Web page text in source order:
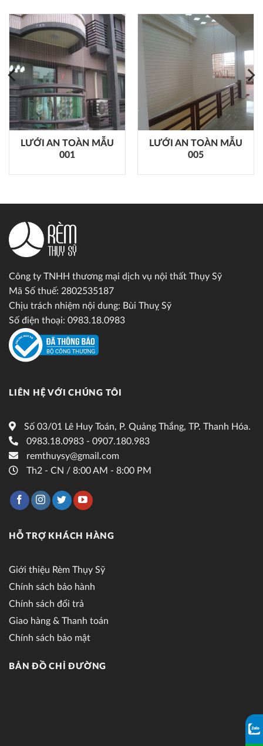
LƯỚI AN TOÀN MẪU
001
LƯỚI AN TOÀN MẪU
005
Công ty TNHH thương mại dịch vụ nội thất Thụy Sỹ
Mã Số thuế: 2802535187
Chịu trách nhiệm nội dung: Bùi Thuỵ Sỹ
Số điện thoại: 0983.18.0983
LIÊN HỆ VỚI CHÚNG TÔI
Số 03/01 Lê Huy Toán, P. Quảng Thắng, TP. Thanh Hóa.
0983.18.0983 - 0907.180.983
remthuysy@gmail.com
Th2 - CN / 8:00 AM - 8:00 PM
HỖ TRỢ KHÁCH HÀNG
Giới thiệu Rèm Thụy Sỹ
Chính sách bảo hành
Chính sách đổi trả
Giao hàng & Thanh toán
Chính sách bảo mật
BẢN ĐỒ CHỈ ĐƯỜNG